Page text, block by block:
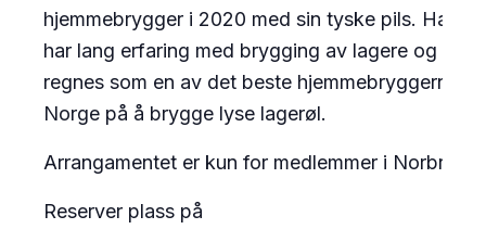
hjemmebrygger i 2020 med sin tyske pils. Han
har lang erfaring med brygging av lagere og
regnes som en av det beste hjemmebryggerne i
Norge på å brygge lyse lagerøl.
Arrangamentet er kun for medlemmer i Norbrygg.
Reserver plass på